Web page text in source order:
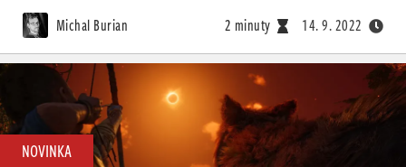
Michal Burian 2 minuty 14. 9. 2022
NOVINKA